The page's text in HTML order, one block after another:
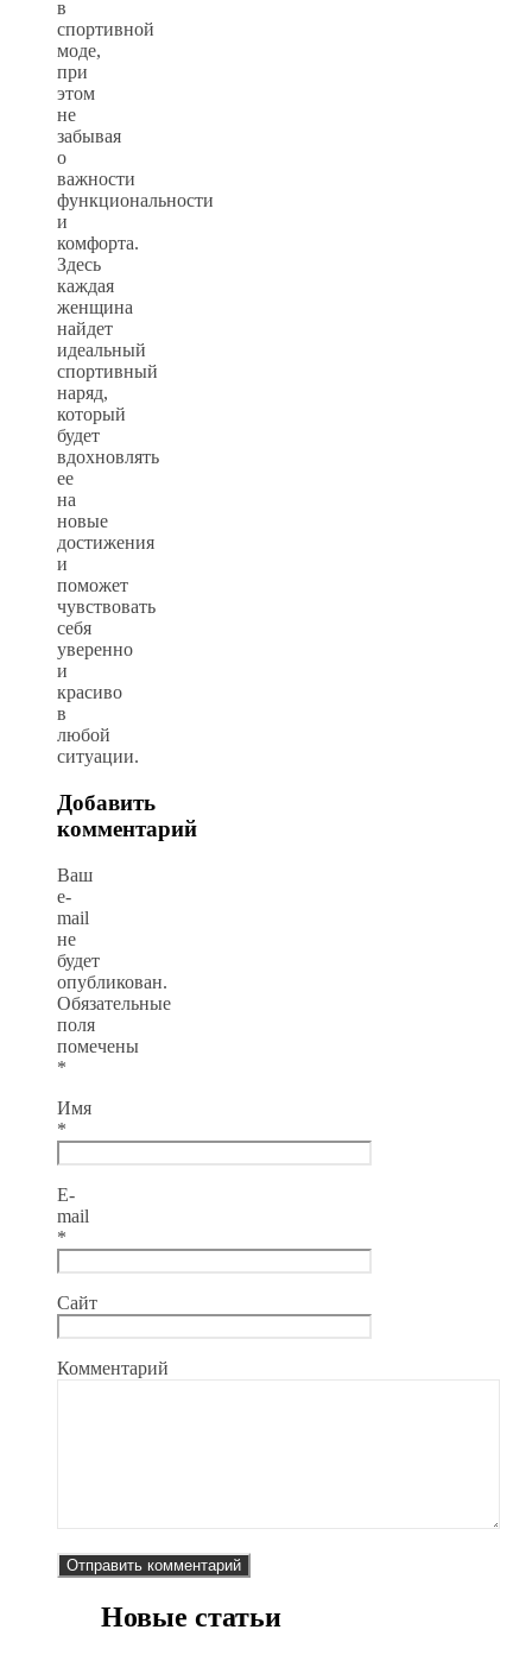
в
спортивной
моде,
при
этом
не
забывая
о
важности
функциональности
и
комфорта.
Здесь
каждая
женщина
найдет
идеальный
спортивный
наряд,
который
будет
вдохновлять
ее
на
новые
достижения
и
поможет
чувствовать
себя
уверенно
и
красиво
в
любой
ситуации.
Добавить
комментарий
Ваш
e-
mail
не
будет
опубликован.
Обязательные
поля
помечены
*
Имя
*
E-
mail
*
Сайт
Комментарий
Новые статьи